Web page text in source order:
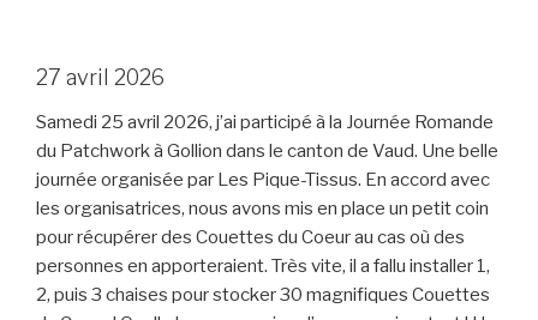
27 avril 2026
Samedi 25 avril 2026, j’ai participé à la Journée Romande
du Patchwork à Gollion dans le canton de Vaud. Une belle
journée organisée par Les Pique-Tissus. En accord avec
les organisatrices, nous avons mis en place un petit coin
pour récupérer des Couettes du Coeur au cas où des
personnes en apporteraient. Très vite, il a fallu installer 1,
2, puis 3 chaises pour stocker 30 magnifiques Couettes